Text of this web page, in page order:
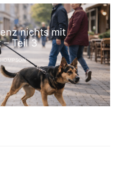
nichts mit
– Teil 3